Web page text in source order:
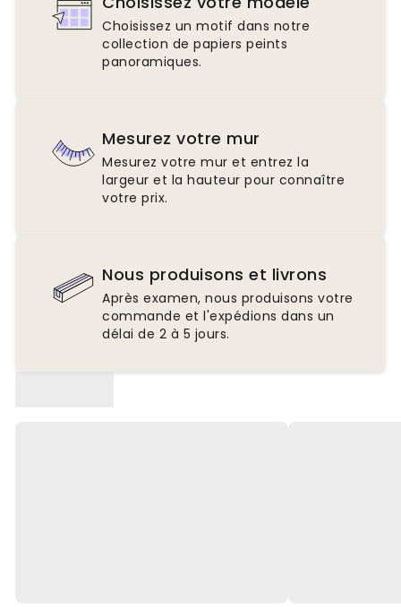
Choisissez un motif dans notre
collection de papiers peints
panoramiques.
Mesurez votre mur
Mesurez votre mur et entrez la
largeur et la hauteur pour connaître
votre prix.
Nous produisons et livrons
Après examen, nous produisons votre
commande et l'expédions dans un
délai de 2 à 5 jours.